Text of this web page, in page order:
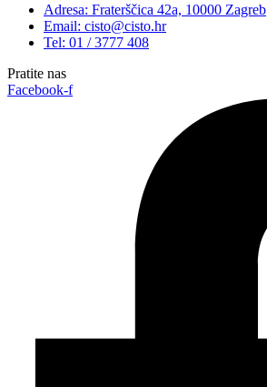
Adresa: Fraterščica 42a, 10000 Zagreb
Email: cisto@cisto.hr
Tel: 01 / 3777 408
Pratite nas
Facebook-f